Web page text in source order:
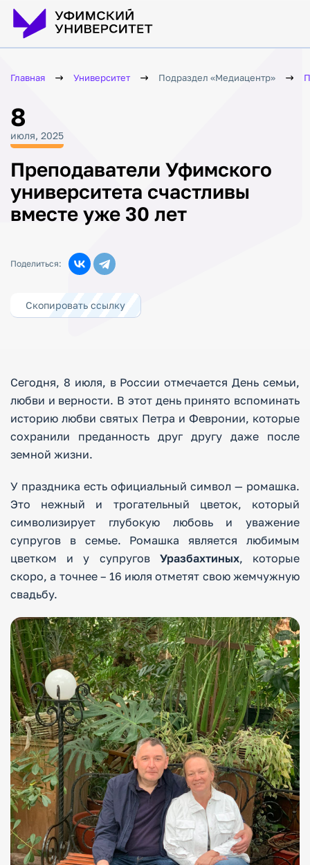
Главная Университет Подраздел «Медиацентр»
8
июля, 2025
Преподаватели Уфимского
университета счастливы
вместе уже 30 лет
Поделиться:
Скопировать ссылку
Сегодня, 8 июля, в России отмечается День семьи,
любви и верности. В этот день принято вспоминать
историю любви святых Петра и Февронии, которые
сохранили преданность друг другу даже после
земной жизни.
У праздника есть официальный символ — ромашка.
Это нежный и трогательный цветок, который
символизирует глубокую любовь и уважение
супругов в семье. Ромашка является любимым
цветком и у супруговУразбахтиных, которые
скоро, а точнее – 16 июля отметят свою жемчужную
свадьбу.